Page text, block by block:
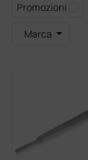
Promozioni
Marca